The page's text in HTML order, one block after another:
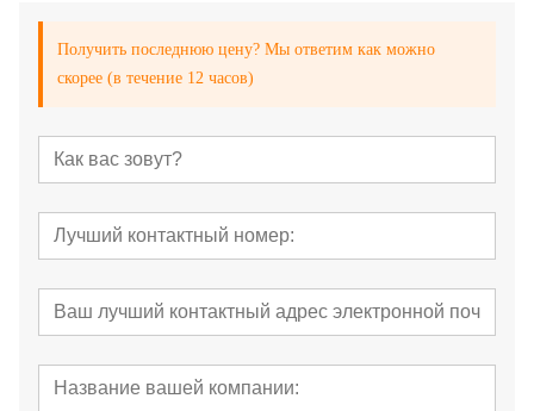
Получить последнюю цену? Мы ответим как можно
скорее (в течение 12 часов)